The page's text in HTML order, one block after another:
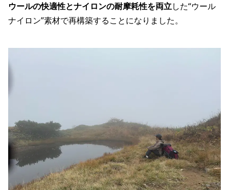
ウールの快適性とナイロンの耐摩耗性を両立した“ウール
ナイロン”素材で再構築することになりました。